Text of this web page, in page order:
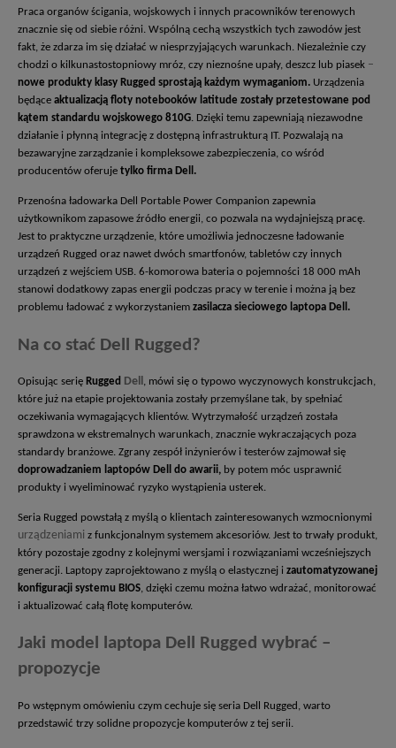
Praca organów ścigania, wojskowych i innych pracowników terenowych
znacznie się od siebie różni. Wspólną cechą wszystkich tych zawodów jest
fakt, że zdarza im się działać w niesprzyjających warunkach. Niezależnie czy
chodzi o kilkunastostopniowy mróz, czy nieznośne upały, deszcz lub piasek –
nowe produkty klasy Rugged sprostają każdym wymaganiom. Urządzenia
będące aktualizacją floty notebooków latitude zostały przetestowane pod
kątem standardu wojskowego 810G. Dzięki temu zapewniają niezawodne
działanie i płynną integrację z dostępną infrastrukturą IT. Pozwalają na
bezawaryjne zarządzanie i kompleksowe zabezpieczenia, co wśród
producentów oferuje tylko firma Dell.
Przenośna ładowarka Dell Portable Power Companion zapewnia
użytkownikom zapasowe źródło energii, co pozwala na wydajniejszą pracę.
Jest to praktyczne urządzenie, które umożliwia jednoczesne ładowanie
urządzeń Rugged oraz nawet dwóch smartfonów, tabletów czy innych
urządzeń z wejściem USB. 6-komorowa bateria o pojemności 18 000 mAh
stanowi dodatkowy zapas energii podczas pracy w terenie i można ją bez
problemu ładować z wykorzystaniem zasilacza sieciowego laptopa Dell.
Na co stać Dell Rugged?
Opisując serię Rugged Dell , mówi się o typowo wyczynowych konstrukcjach,
które już na etapie projektowania zostały przemyślane tak, by spełniać
oczekiwania wymagających klientów. Wytrzymałość urządzeń została
sprawdzona w ekstremalnych warunkach, znacznie wykraczających poza
standardy branżowe. Zgrany zespół inżynierów i testerów zajmował się
doprowadzaniem laptopów Dell do awarii, by potem móc usprawnić
produkty i wyeliminować ryzyko wystąpienia usterek.
Seria Rugged powstałą z myślą o klientach zainteresowanych wzmocnionymi
urządzeniami z funkcjonalnym systemem akcesoriów. Jest to trwały produkt,
który pozostaje zgodny z kolejnymi wersjami i rozwiązaniami wcześniejszych
generacji. Laptopy zaprojektowano z myślą o elastycznej i zautomatyzowanej
konfiguracji systemu BIOS, dzięki czemu można łatwo wdrażać, monitorować
i aktualizować całą flotę komputerów.
Jaki model laptopa Dell Rugged wybrać –
propozycje
Po wstępnym omówieniu czym cechuje się seria Dell Rugged, warto
przedstawić trzy solidne propozycje komputerów z tej serii.